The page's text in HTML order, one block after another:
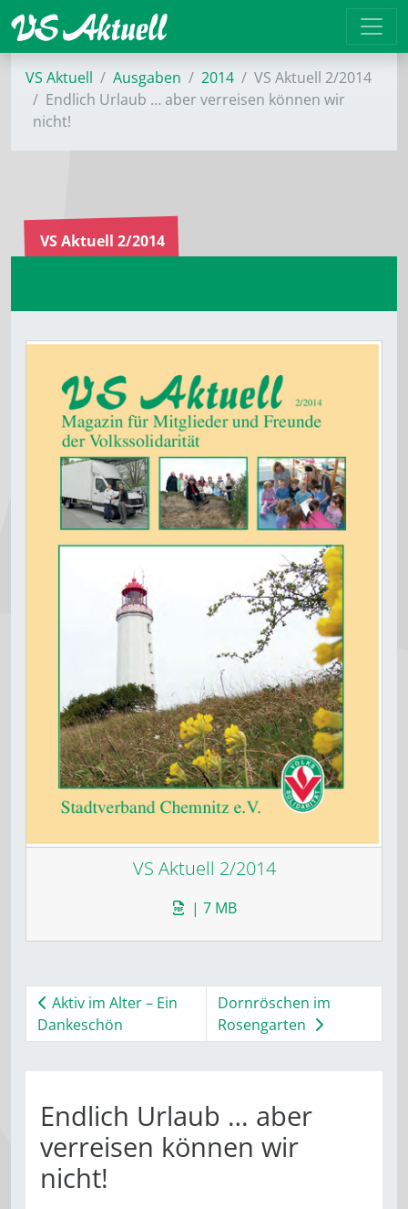
VS Aktuell Ausgaben 2014
VS Aktuell 2/2014
Endlich Urlaub … aber verreisen können wir
nicht!
VS Aktuell 2/2014
VS Aktuell 2/2014
| 7 MB
Aktiv im Alter – Ein
Dankeschön
Dornröschen im
Rosengarten
Endlich Urlaub … aber
verreisen können wir
nicht!